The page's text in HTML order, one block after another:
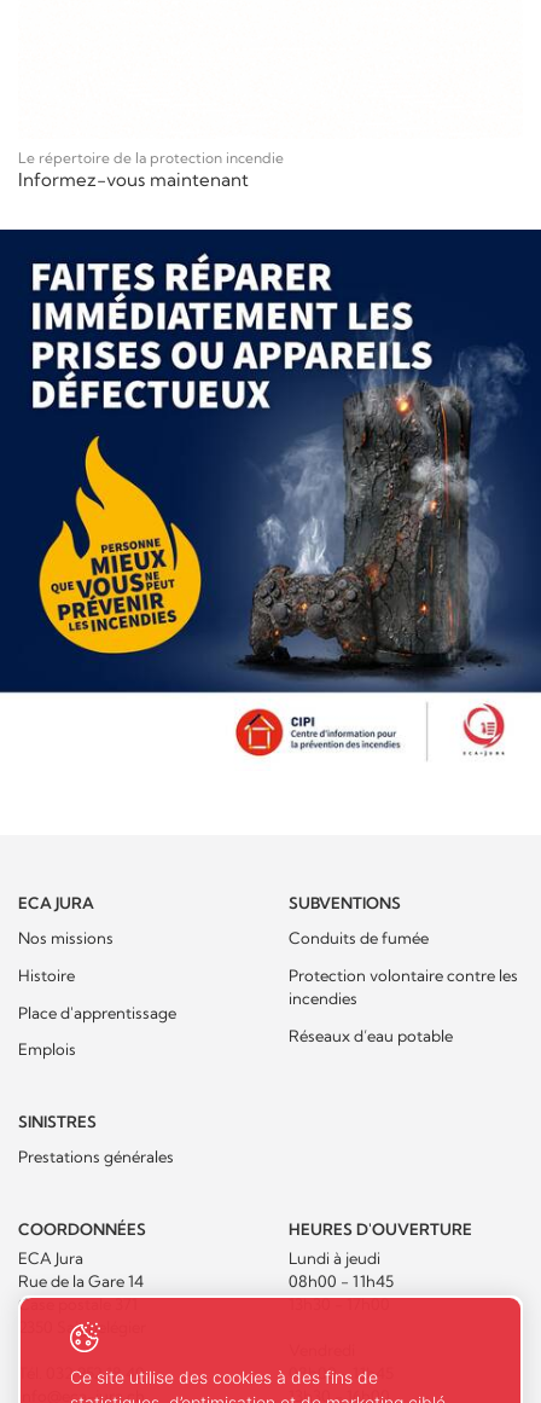
Le répertoire de la protection incendie
Informez-vous maintenant
ECA JURA
Nos missions
Histoire
Place d'apprentissage
Emplois
SUBVENTIONS
Conduits de fumée
Protection volontaire contre les
incendies
Réseaux d’eau potable
SINISTRES
Prestations générales
COORDONNÉES
ECA Jura
Rue de la Gare 14
Case postale 371
2350 Saignelégier
032 952 18 40
info@eca-jura.ch
HEURES D'OUVERTURE
Lundi à jeudi
08h00 - 11h45
13h30 - 17h00
08h00 - 11h45
13h30 - 16h00
Ce site utilise des cookies à des fins de